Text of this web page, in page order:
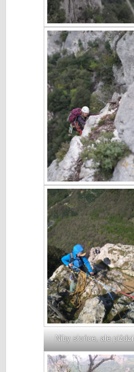
Niby słońce, ale piździ